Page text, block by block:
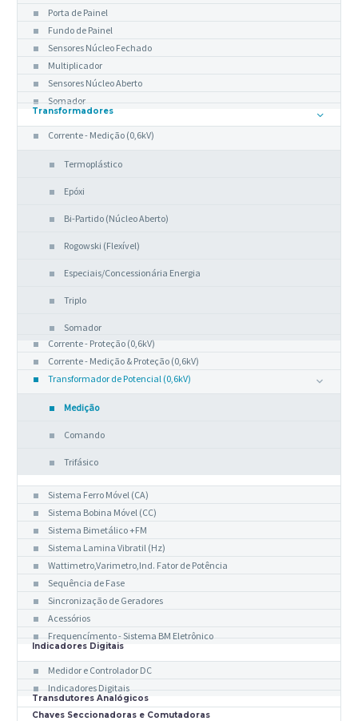
Porta de Painel
Fundo de Painel
Sensores Núcleo Fechado
Multiplicador
Sensores Núcleo Aberto
Somador
Transformadores
Corrente - Medição (0,6kV)
Termoplástico
Epóxi
Bi-Partido (Núcleo Aberto)
Rogowski (Flexível)
Especiais/Concessionária Energia
Triplo
Somador
Corrente - Proteção (0,6kV)
Corrente - Medição & Proteção (0,6kV)
Transformador de Potencial (0,6kV)
Medição
Comando
Trifásico
Sistema Ferro Móvel (CA)
Sistema Bobina Móvel (CC)
Sistema Bimetálico +FM
Sistema Lamina Vibratil (Hz)
Wattimetro,Varimetro,Ind. Fator de Potência
Sequência de Fase
Sincronização de Geradores
Acessórios
Frequencímento - Sistema BM Eletrônico
Indicadores Digitais
Medidor e Controlador DC
Indicadores Digitais
Transdutores Analógicos
Chaves Seccionadoras e Comutadoras